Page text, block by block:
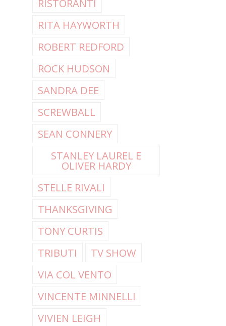
RISTORANTI
RITA HAYWORTH
ROBERT REDFORD
ROCK HUDSON
SANDRA DEE
SCREWBALL
SEAN CONNERY
STANLEY LAUREL E
OLIVER HARDY
STELLE RIVALI
THANKSGIVING
TONY CURTIS
TRIBUTI
TV SHOW
VIA COL VENTO
VINCENTE MINNELLI
VIVIEN LEIGH